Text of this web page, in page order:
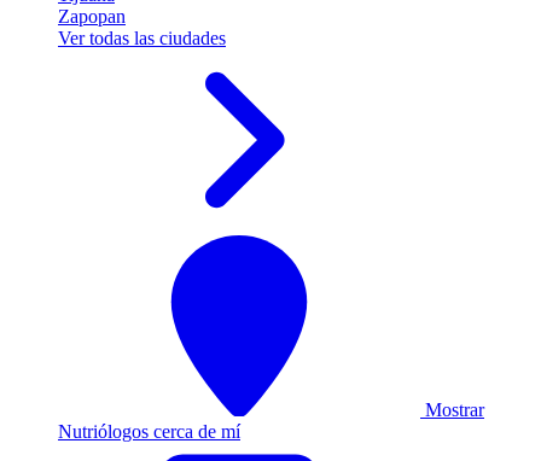
Zapopan
Ver todas las ciudades
Mostrar
Nutriólogos cerca de mí